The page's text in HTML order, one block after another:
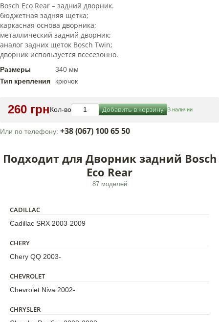
Bosch Eco Rear – задний дворник.
бюджетная задняя щетка;
каркасная основа дворника;
металлический задний дворник;
аналог задних щеток Bosch Twin;
дворник используется всесезонно.
Размеры
340 мм
Тип крепления
крючок
260 грнКол-во Добавить в корзину В наличии
Или по телефону: +38 (067) 100 65 50
Подходит для Дворник задний Bosch
Eco Rear
87 моделей
CADILLAC
Cadillac SRX 2003-2009
CHERY
Chery QQ 2003-
CHEVROLET
Chevrolet Niva 2002-
CHRYSLER